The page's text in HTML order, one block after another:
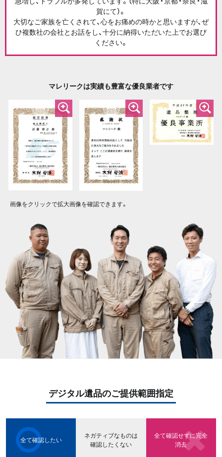
賀にて）。
大切なご家族を亡くされて、心をお痛めの時かと思いますが、ぜ
ひ複数社の会社とお話をし、十分に納得いただいた上でお選び
ください。
マレリークは実績も豊富な優良業者です
画像をクリックで拡大画像を確認できます。
デジタル遺品のご提供範囲指定
全て確認したい
ネガティブなものは
確認したくない
全て確認せずに完全
消去